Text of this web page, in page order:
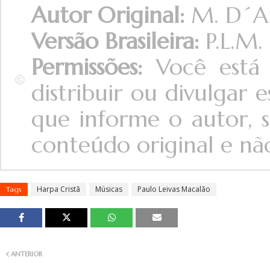
Autor Original: M.
Versão Brasileira: P.L.M.
Permissões:Você
distribuir ou divulgar
que informe o autor,
conteúdo original e
Tags Harpa Cristã Músicas Paulo Leivas Macalão
ANTERIOR